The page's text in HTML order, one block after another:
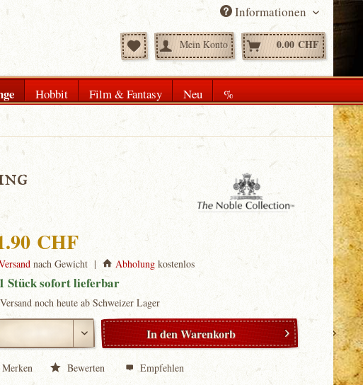
Informationen
Mein Konto 0.00 CHF
Hobbit Film & Fantasy Neu %
CHF
nach Gewicht | Abholung kostenlos
1 Stück sofort lieferbar
Versand noch heute ab Schweizer Lager
In denWarenkorb
Merken Bewerten Empfehlen